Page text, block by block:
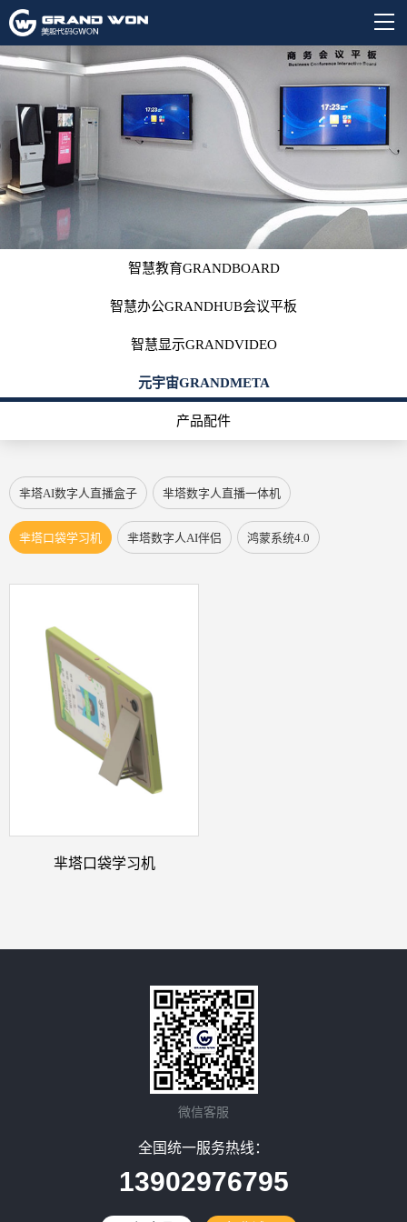
智慧教育GRANDBOARD
智慧办公GRANDHUB会议平板
智慧显示GRANDVIDEO
元宇宙GRANDMETA
产品配件
芈塔AI数字人直播盒子 芈塔数字人直播一体机
芈塔口袋学习机 芈塔数字人AI伴侣 鸿蒙系统4.0
芈塔口袋学习机
微信客服
全国统一服务热线：
13902976795